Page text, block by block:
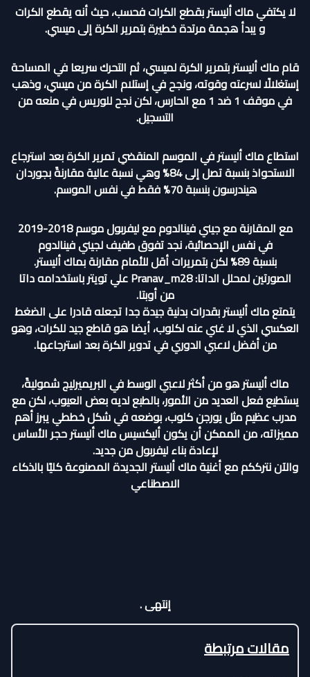
لا يكتفي ماك أليستر بقطع الكرات فحسب، حيث أنه يقطع الكرات
و يبدأ هجمة مرتدة خطيرة بتمرير الكرة إلى ميسي.
قام ماك أليستر بتمرير الكرة لميسي، ثم التحرك سريعا في المساحة
إستغلالًا لسرعته وقوته، ونجح في إستلام الكرة من ميسي، وذهب
في موقف 1 ضد 1 مع الحارس، لكن نجح للوريس في منعه من
التسجيل.
استطاع ماك أليستر في الموسم المنقضي تمرير الكرة بعد استرجاع
الاستحواذ بنسبة تصل إلى 84% وهي نسبة عالية مقارنةً بجوردان
هيندرسون بنسبة 70% فقط في نفس الموسم.
مع المقارنة مع جيني فينالدوم مع ليفربول موسم 2018-2019
في نفس الإحصائية، نجد تفوق طفيف لجيني فينالدوم
بنسبة 89% لكن بتمريرات أقل للأمام مقارنة بماك أليستر.
الصورتين لمحلل الداتا: Pranav_m28 علي تويتر باستخدامه داتا
من أوبتا.
يتمتع ماك أليستر بقدرات بدنية جيدة جدا تجعله قادرا على الضغط
العكسي الذي لا غني عنه لكلوب، أيضا هو قاطع جيد للكرات، وهو
من أفضل لاعبي الدوري في تدوير الكرة بعد استرجاعها.
ماك أليستر هو من أكثر لاعبي الوسط في البريميرليج شموليةً،
يستطيع فعل العديد من الأمور، بالطبع لديه بعض العيوب، لكن مع
مدرب عظيم مثل يورجن كلوب، بوضعه في شكل خططي يبرز أهم
مميزاته، من الممكن أن يكون أليكسيس ماك أليستر حجر الأساس
لإعادة بناء ليفربول من جديد.
والآن نترككم مع أغنية ماك أليستر الجديدة المصنوعة كليًا بالذكاء
الاصطناعي
إنتهى .
مقالات مرتبطة